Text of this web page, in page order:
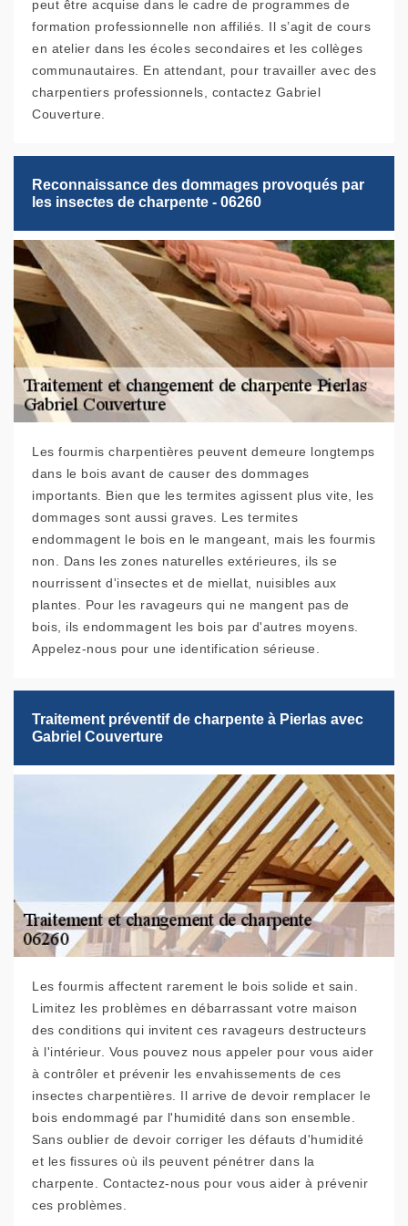
peut être acquise dans le cadre de programmes de
formation professionnelle non affiliés. Il s’agit de cours
en atelier dans les écoles secondaires et les collèges
communautaires. En attendant, pour travailler avec des
charpentiers professionnels, contactez Gabriel
Couverture.
Reconnaissance des dommages provoqués par
les insectes de charpente - 06260
Les fourmis charpentières peuvent demeure longtemps
dans le bois avant de causer des dommages
importants. Bien que les termites agissent plus vite, les
dommages sont aussi graves. Les termites
endommagent le bois en le mangeant, mais les fourmis
non. Dans les zones naturelles extérieures, ils se
nourrissent d'insectes et de miellat, nuisibles aux
plantes. Pour les ravageurs qui ne mangent pas de
bois, ils endommagent les bois par d'autres moyens.
Appelez-nous pour une identification sérieuse.
Traitement préventif de charpente à Pierlas avec
Gabriel Couverture
Les fourmis affectent rarement le bois solide et sain.
Limitez les problèmes en débarrassant votre maison
des conditions qui invitent ces ravageurs destructeurs
à l'intérieur. Vous pouvez nous appeler pour vous aider
à contrôler et prévenir les envahissements de ces
insectes charpentières. Il arrive de devoir remplacer le
bois endommagé par l'humidité dans son ensemble.
Sans oublier de devoir corriger les défauts d'humidité
et les fissures où ils peuvent pénétrer dans la
charpente. Contactez-nous pour vous aider à prévenir
ces problèmes.